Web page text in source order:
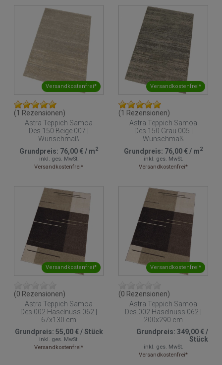
Versandkostenfrei*
(1 Rezensionen)
Astra Teppich Samoa
Des.150 Beige 007 |
Wunschmaß
Grundpreis: 76,00 €/ m2
inkl. ges. MwSt.
Versandkostenfrei*
Versandkostenfrei*
(1 Rezensionen)
Astra Teppich Samoa
Des.150 Grau 005 |
Wunschmaß
Grundpreis: 76,00 €/ m2
inkl. ges. MwSt.
Versandkostenfrei*
Versandkostenfrei*
(0 Rezensionen)
Astra Teppich Samoa
Des.002 Haselnuss 062 |
67x130 cm
Grundpreis: 55,00 €/Stück
inkl. ges. MwSt.
Versandkostenfrei*
Versandkostenfrei*
(0 Rezensionen)
Astra Teppich Samoa
Des.002 Haselnuss 062 |
200x290 cm
Grundpreis: 349,00 €/
Stück
inkl. ges. MwSt.
Versandkostenfrei*